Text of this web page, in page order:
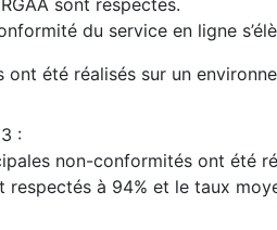
sont respectés.
du service en ligne
ont été réalisés sur un
:
non-conformités ont été
respectés à 94% et le taux